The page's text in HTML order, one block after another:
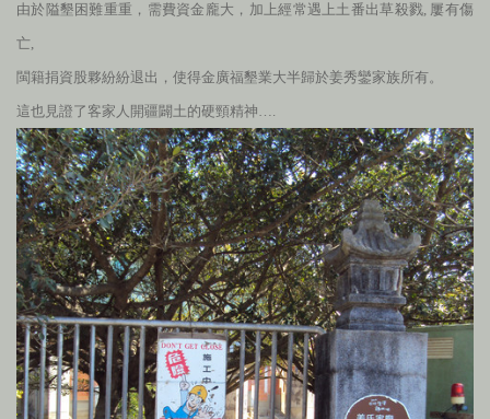
由於隘墾困難重重，需費資金龐大，加上經常遇上土番出草殺戮, 屢有傷
亡,
閩籍捐資股夥紛紛退出，使得金廣福墾業大半歸於姜秀鑾家族所有。
這也見證了客家人開疆闢土的硬頸精神….